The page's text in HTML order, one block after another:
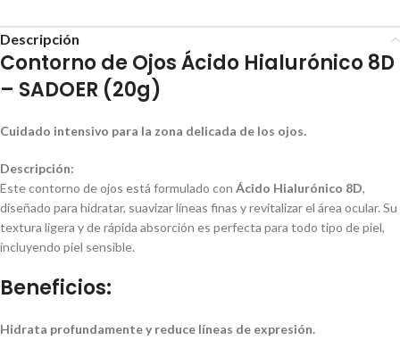
Descripción
Contorno de Ojos Ácido Hialurónico 8D
– SADOER (20g)
Cuidado intensivo para la zona delicada de los ojos.
Descripción:
Este contorno de ojos está formulado con Ácido Hialurónico 8D,
diseñado para hidratar, suavizar líneas finas y revitalizar el área ocular. Su
textura ligera y de rápida absorción es perfecta para todo tipo de piel,
incluyendo piel sensible.
Beneficios:
Hidrata profundamente y reduce líneas de expresión.